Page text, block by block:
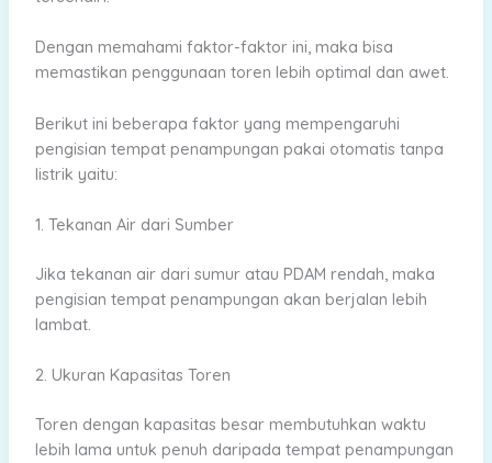
Dengan memahami faktor-faktor ini, maka bisa
memastikan penggunaan toren lebih optimal dan awet.
Berikut ini beberapa faktor yang mempengaruhi
pengisian tempat penampungan pakai otomatis tanpa
listrik yaitu:
1. Tekanan Air dari Sumber
Jika tekanan air dari sumur atau PDAM rendah, maka
pengisian tempat penampungan akan berjalan lebih
lambat.
2. Ukuran Kapasitas Toren
Toren dengan kapasitas besar membutuhkan waktu
lebih lama untuk penuh daripada tempat penampungan